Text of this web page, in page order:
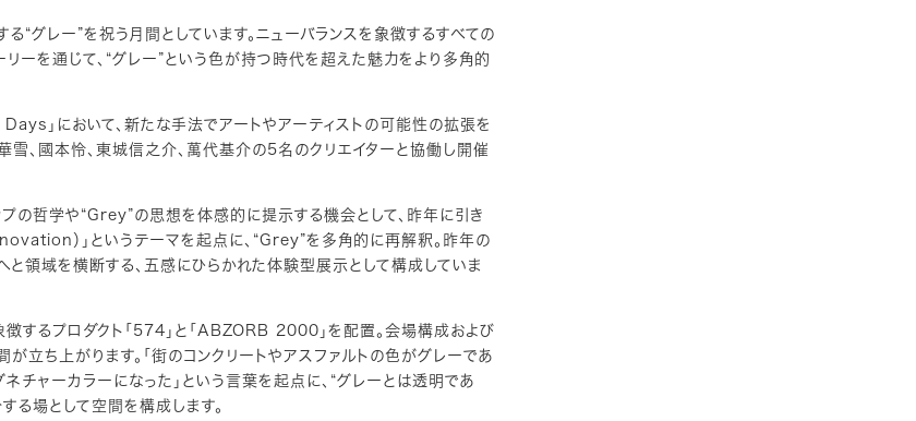
“グレー”を祝う月間としています。ニューバランスを象徴するすべての
リーを通じて、“グレー”という色が持つ時代を超えた魅力をより多角的
」において、新たな手法でアートやアーティストの可能性の拡張を
雪、國本怜、東城信之介、萬代基介の5名のクリエイターと協働し開催
の哲学や“Grey”の思想を体感的に提示する機会として、昨年に引き
）」というテーマを起点に、“Grey”を多角的に再解釈。昨年の
と領域を横断する、五感にひらかれた体験型展示として構成していま
るプロダクト「574」と「ABZORB 2000」を配置。会場構成および
ち上がります。「街のコンクリートやアスファルトの色がグレーであ
チャーカラーになった」という言葉を起点に、“グレーとは透明であ
る場として空間を構成します。